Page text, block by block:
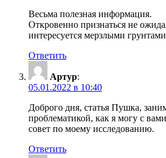
Весьма полезная информация.
Откровенно признаться не
интересуется мерзлыми
Ответить
Артур:
05.01.2022 в 10:40
Доброго дня, статья Пушка,
проблематикой, как я могу с
совет по моему исследованию.
Ответить